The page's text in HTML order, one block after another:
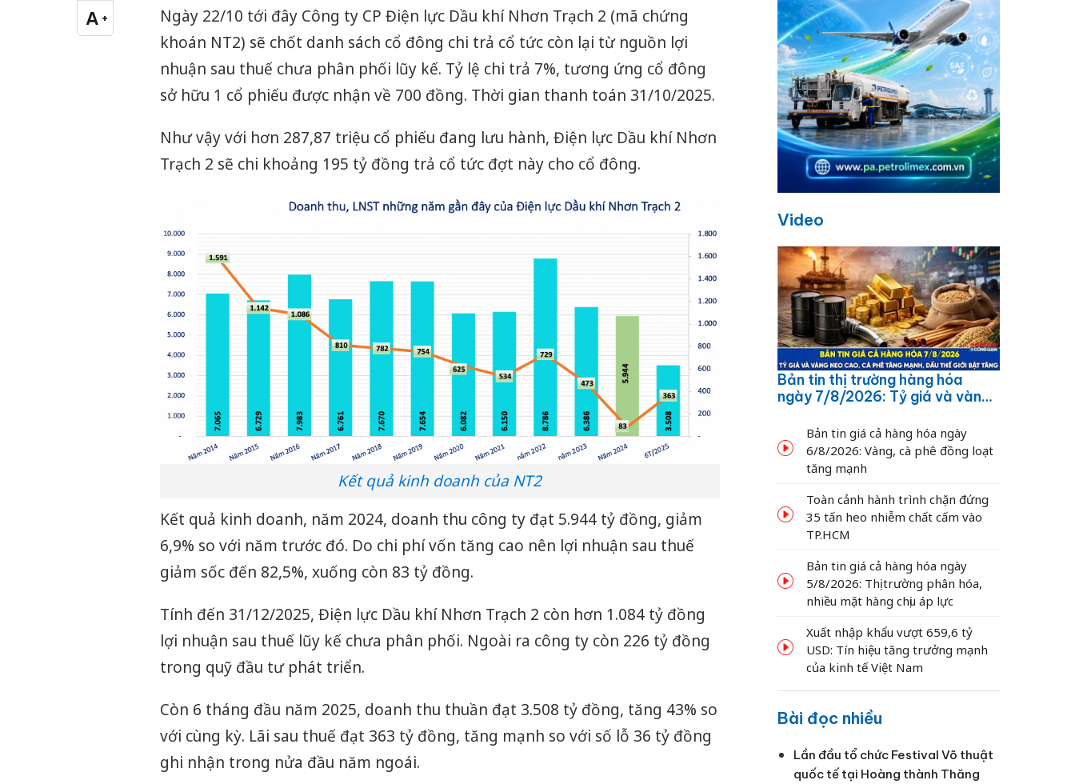
A +
Cỡ chữ lớnNgày 22/10 tới đây Công ty CP Điện lực Dầu khí Nhơn Trạch 2 (mã chứng
khoán NT2) sẽ chốt danh sách cổ đông chi trả cổ tức còn lại từ nguồn lợi
nhuận sau thuế chưa phân phối lũy kế. Tỷ lệ chi trả 7%, tương ứng cổ đông
sở hữu 1 cổ phiếu được nhận về 700 đồng. Thời gian thanh toán 31/10/2025.
Như vậy với hơn 287,87 triệu cổ phiếu đang lưu hành, Điện lực Dầu khí Nhơn
Trạch 2 sẽ chi khoảng 195 tỷ đồng trả cổ tức đợt này cho cổ đông.
Kết quả kinh doanh của NT2
Kết quả kinh doanh, năm 2024, doanh thu công ty đạt 5.944 tỷ đồng, giảm
6,9% so với năm trước đó. Do chi phí vốn tăng cao nên lợi nhuận sau thuế
giảm sốc đến 82,5%, xuống còn 83 tỷ đồng.
Tính đến 31/12/2025, Điện lực Dầu khí Nhơn Trạch 2 còn hơn 1.084 tỷ đồng
lợi nhuận sau thuế lũy kế chưa phân phối. Ngoài ra công ty còn 226 tỷ đồng
trong quỹ đầu tư phát triển.
Còn 6 tháng đầu năm 2025, doanh thu thuần đạt 3.508 tỷ đồng, tăng 43% so
với cùng kỳ. Lãi sau thuế đạt 363 tỷ đồng, tăng mạnh so với số lỗ 36 tỷ đồng
ghi nhận trong nửa đầu năm ngoái.
Video
Bản tin thị trường hàng hóa
ngày 7/8/2026: Tỷ giá và vàng
dầu thế giới bật tăng
Bản tin giá cả hàng hóa ngày
6/8/2026: Vàng, cà phê đồng loạt
tăng mạnh
Toàn cảnh hành trình chặn đứng
35 tấn heo nhiễm chất cấm vào
TP.HCM
Bản tin giá cả hàng hóa ngày
5/8/2026: Thị trường phân hóa,
nhiều mặt hàng chịu áp lực
Xuất nhập khẩu vượt 659,6 tỷ
USD: Tín hiệu tăng trưởng mạnh
của kinh tế Việt Nam
Bài đọc nhiều
Lần đầu tổ chức Festival Võ thuật
quốc tế tại Hoàng thành Thăng